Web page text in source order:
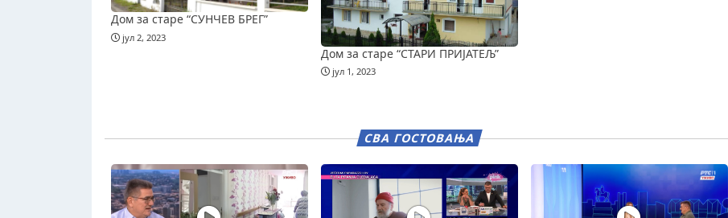
Дом за старе “СУНЧЕВ БРЕГ”
јул 2, 2023
Дом за старе “СТАРИ ПРИЈАТЕЉ”
јул 1, 2023
СВА ГОСТОВАЊА